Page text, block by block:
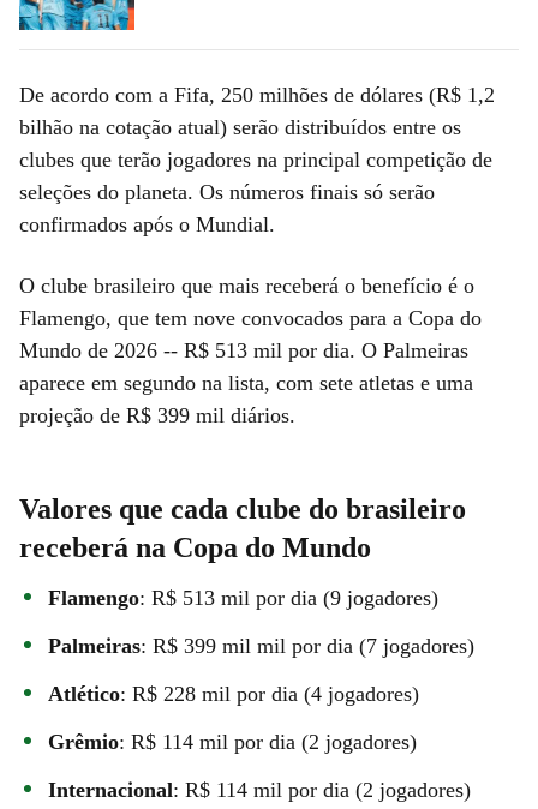
De acordo com a Fifa, 250 milhões de dólares (R$ 1,2
bilhão na cotação atual) serão distribuídos entre os
clubes que terão jogadores na principal competição de
seleções do planeta. Os números finais só serão
confirmados após o Mundial.
O clube brasileiro que mais receberá o benefício é o
Flamengo, que tem nove convocados para a Copa do
Mundo de 2026 -- R$ 513 mil por dia. O Palmeiras
aparece em segundo na lista, com sete atletas e uma
projeção de R$ 399 mil diários.
Valores que cada clube do brasileiro
receberá na Copa do Mundo
Flamengo: R$ 513 mil por dia (9 jogadores)
Palmeiras: R$ 399 mil mil por dia (7 jogadores)
Atlético: R$ 228 mil por dia (4 jogadores)
Grêmio: R$ 114 mil por dia (2 jogadores)
Internacional: R$ 114 mil por dia (2 jogadores)